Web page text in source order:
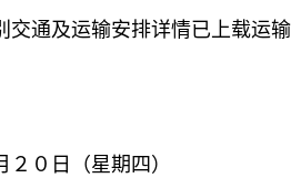
通及运输安排详情已上载运
０日（星期四）